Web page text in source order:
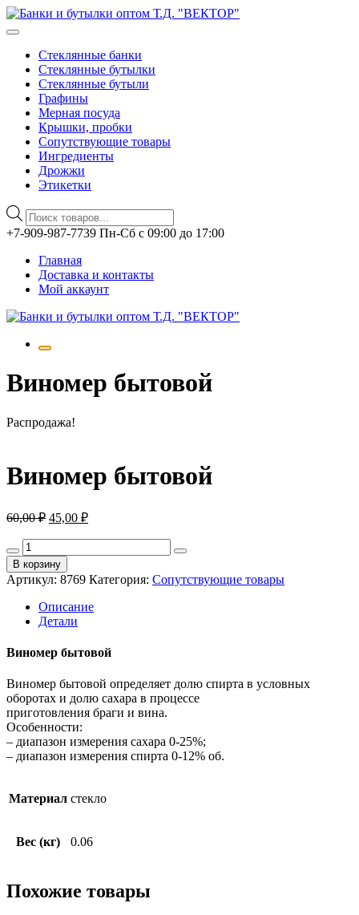
Стеклянные банки
Стеклянные бутылки
Стеклянные бутыли
Графины
Мерная посуда
Крышки, пробки
Сопутствующие товары
Ингредиенты
Дрожжи
Этикетки
Поиск
товаров
Перейти
содержимому
+7-909-987-7739 Пн-Сб с 09:00 до 17:00
Главная
Доставка и контакты
Мой аккаунт
Виномер бытовой
Распродажа!
Виномер бытовой
60,00₽ Первоначальная
составляла
60,00 ₽.
45,00 ₽Текущая
Количество
товара
Виномер
бытовой
В корзину
Артикул: 8769 Категория: Сопутствующие товары
Описание
Детали
Виномер бытовой
Виномер бытовой определяет долю спирта в условных
оборотах и долю сахара в процессе
приготовления браги и вина.
Особенности:
– диапазон измерения сахара 0-25%;
– диапазон измерения спирта 0-12% об.
Материал стекло
Вес (кг) 0.06
Похожие товары